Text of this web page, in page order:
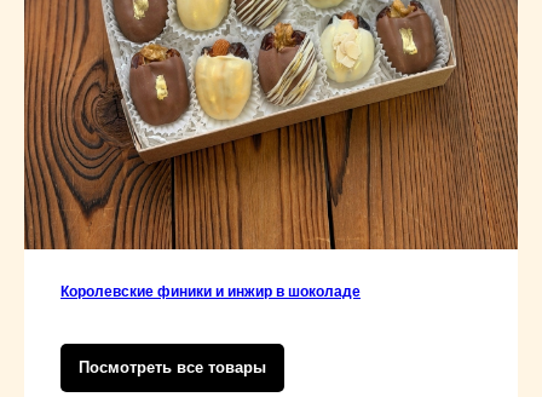
Королевские финики и инжир в шоколаде
Посмотреть все товары